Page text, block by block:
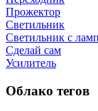
Прожектор
Светильник
Светильник c
Сделай сам
Усилитель
Облако тегов